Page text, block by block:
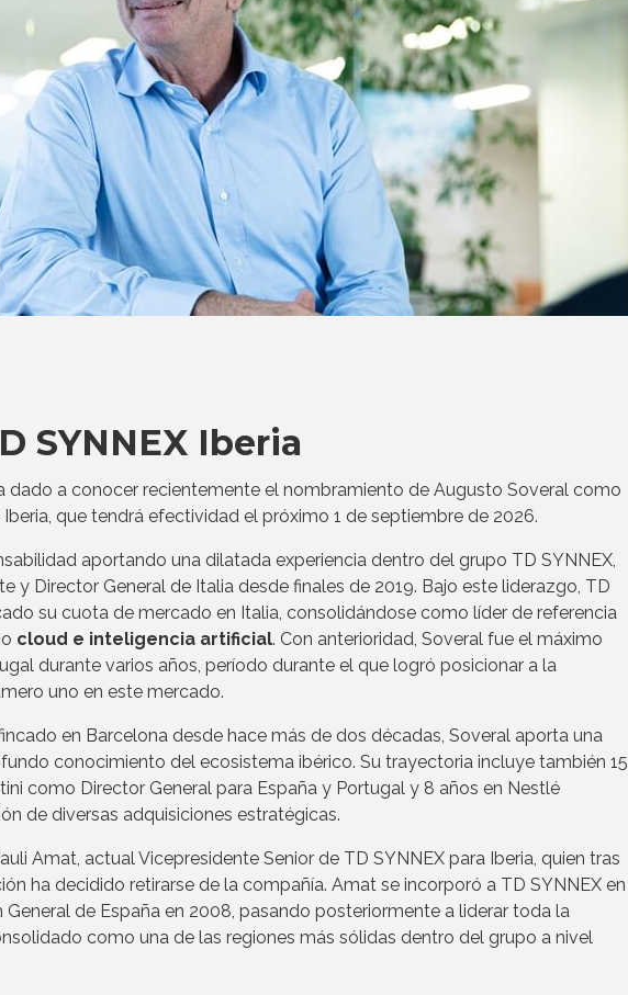
SYNNEX Iberia
dado a conocer recientemente el nombramiento de Augusto Soveral como
que tendrá efectividad el próximo 1 de septiembre de 2026.
aportando una dilatada experiencia dentro del grupo TD SYNNEX,
y Director General de Italia desde finales de 2019. Bajo este liderazgo, TD
su cuota de mercado en Italia, consolidándose como líder de referencia
cloud e inteligencia artificial. Con anterioridad, Soveral fue el máximo
durante varios años, período durante el que logró posicionar a la
uno en este mercado.
en Barcelona desde hace más de dos décadas, Soveral aporta una
conocimiento del ecosistema ibérico. Su trayectoria incluye también 15
como Director General para España y Portugal y 8 años en Nestlé
de diversas adquisiciones estratégicas.
Amat, actual Vicepresidente Senior de TD SYNNEX para Iberia, quien tras
ha decidido retirarse de la compañía. Amat se incorporó a TD SYNNEX en
de España en 2008, pasando posteriormente a liderar toda la
como una de las regiones más sólidas dentro del grupo a nivel